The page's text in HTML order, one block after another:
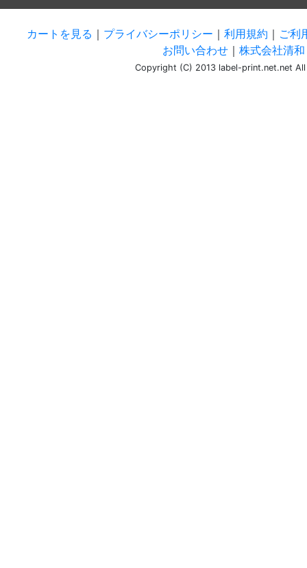
カートを見る ｜ プライバシーポリシー ｜ 利用規約 ｜ ご利
お問い合わせ｜ 株式会社清
Copyright (C) 2013 label-print.net.net